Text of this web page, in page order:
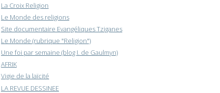
La Croix Religion
Le Monde des religions
Site documentaire Evangéliques Tziganes
Le Monde (rubrique "Religion")
Une foi par semaine (blog I. de Gaulmyn)
AFRIK
Vigie de la laïcité
LA REVUE DESSINEE